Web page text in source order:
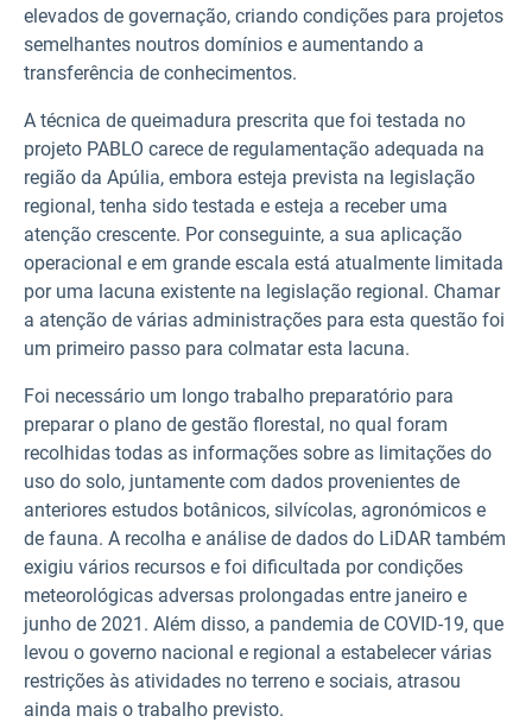
elevados de governação, criando condições para projetos
semelhantes noutros domínios e aumentando a
transferência de conhecimentos.
A técnica de queimadura prescrita que foi testada no
projeto PABLO carece de regulamentação adequada na
região da Apúlia, embora esteja prevista na legislação
regional, tenha sido testada e esteja a receber uma
atenção crescente. Por conseguinte, a sua aplicação
operacional e em grande escala está atualmente limitada
por uma lacuna existente na legislação regional. Chamar
a atenção de várias administrações para esta questão foi
um primeiro passo para colmatar esta lacuna.
Foi necessário um longo trabalho preparatório para
preparar o plano de gestão florestal, no qual foram
recolhidas todas as informações sobre as limitações do
uso do solo, juntamente com dados provenientes de
anteriores estudos botânicos, silvícolas, agronómicos e
de fauna. A recolha e análise de dados do LiDAR também
exigiu vários recursos e foi dificultada por condições
meteorológicas adversas prolongadas entre janeiro e
junho de 2021. Além disso, a pandemia de COVID-19, que
levou o governo nacional e regional a estabelecer várias
restrições às atividades no terreno e sociais, atrasou
ainda mais o trabalho previsto.